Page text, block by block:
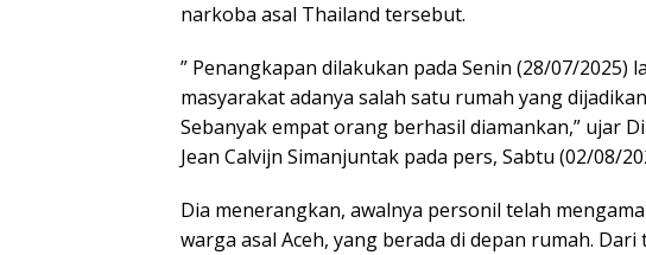
narkoba asal Thailand tersebut.
” Penangkapan dilakukan pada Senin (28/07/
masyarakat adanya salah satu rumah yang
Sebanyak empat orang berhasil diamankan,” ujar
Jean Calvijn Simanjuntak pada pers, Sabtu (02/08/
Dia menerangkan, awalnya personil telah
warga asal Aceh, yang berada di depan rumah.